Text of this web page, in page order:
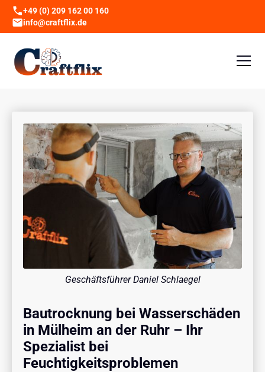
+49 (0) 209 162 00 160
info@craftflix.de
Bautrocknung bei Wasserschäden
in Mülheim an der Ruhr – Ihr
Spezialist bei
Feuchtigkeitsproblemen
Geschäftsführer Daniel Schlaegel